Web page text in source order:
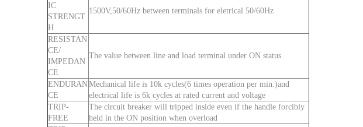
IC
STRENGT
H
1500V,50/60Hz between terminals for eletrical 50/60Hz
RESISTAN
CE/
IMPEDAN
CE
The value between line and load terminal under ON status
ENDURAN
CE
Mechanical life is 10k cycles(6 times operation per min.)and
electrical life is 6k cycles at rated current and voltage
TRIP-
FREE
The circuit breaker will tripped inside even if the handle forcibly
held in the ON position when overload